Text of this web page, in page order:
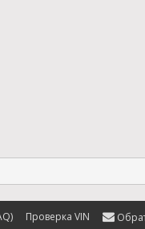
Проверка VIN